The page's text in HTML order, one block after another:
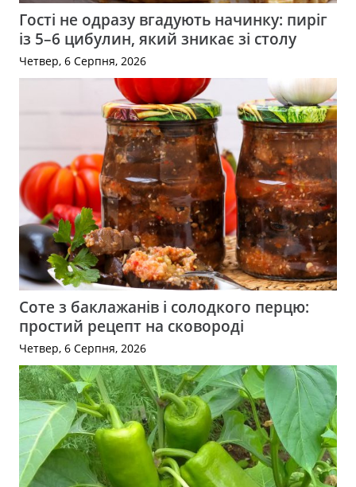
Гості не одразу вгадують начинку: пиріг
із 5–6 цибулин, який зникає зі столу
Четвер, 6 Серпня, 2026
Соте з баклажанів і солодкого перцю:
простий рецепт на сковороді
Четвер, 6 Серпня, 2026